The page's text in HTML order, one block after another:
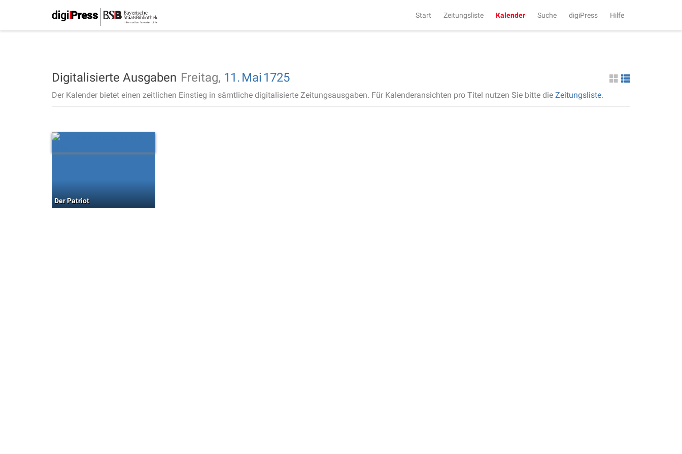
Start Zeitungsliste Kalender Suche digiPress Hilfe
Digitalisierte Ausgaben Freitag, 11. Mai 1725
Der Kalender bietet einen zeitlichen Einstieg in sämtliche digitalisierte Zeitungsausgaben. Für Kalenderansichten pro Titel nutzen Sie bitte die Zeitungsliste.
Der Patriot